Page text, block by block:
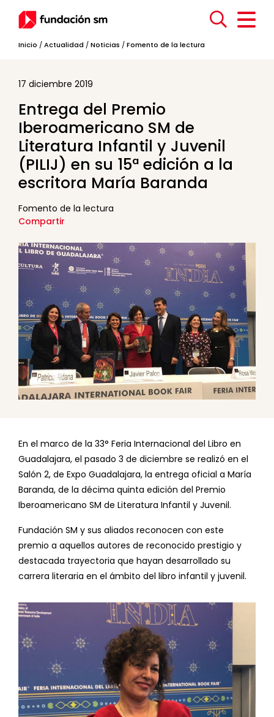
Inicio /Actualidad /Noticias /Fomento de la lectura
17 diciembre 2019
Entrega del Premio
Iberoamericano SM de
Literatura Infantil y Juvenil
(PILIJ) en su 15ª edición a la
escritora María Baranda
Fomento de la lectura
Compartir
En el marco de la 33° Feria Internacional del Libro en
Guadalajara, el pasado 3 de diciembre se realizó en el
Salón 2, de Expo Guadalajara, la entrega oficial a María
Baranda, de la décima quinta edición del Premio
Iberoamericano SM de Literatura Infantil y Juvenil.
Fundación SM y sus aliados reconocen con este
premio a aquellos autores de reconocido prestigio y
destacada trayectoria que hayan desarrollado su
carrera literaria en el ámbito del libro infantil y juvenil.